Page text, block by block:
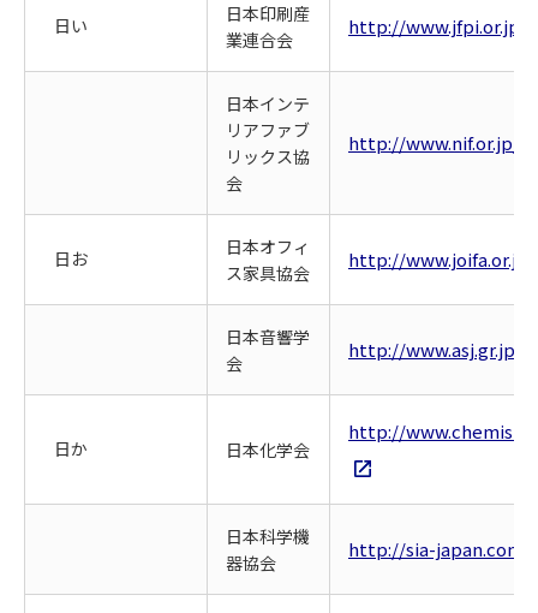
日い
日本印刷産
業連合会
http://www.jfpi.or.jp/
日本インテ
リアファブ
リックス協
会
http://www.nif.or.jp/
日お
日本オフィ
ス家具協会
http://www.joifa.or.jp/
日本音響学
会
http://www.asj.gr.jp/
日か 日本化学会
http://
日本科学機
器協会
http://sia-japan.com/